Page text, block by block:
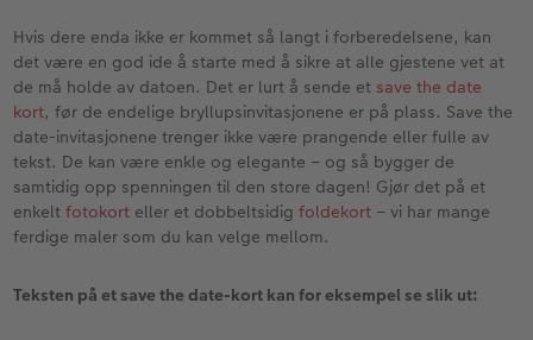
Hvis dere enda ikke er kommet så langt i forberedelsene, kan
det være en god ide å starte med å sikre at alle gjestene vet at
de må holde av datoen. Det er lurt å sende et save the date
kort, før de endelige bryllupsinvitasjonene er på plass. Save the
date-invitasjonene trenger ikke være prangende eller fulle av
tekst. De kan være enkle og elegante – og så bygger de
samtidig opp spenningen til den store dagen! Gjør det på et
enkeltfotokort eller et dobbeltsidigfoldekort – vi har mange
ferdige maler som du kan velge mellom.
Teksten på et save the date-kort kan for eksempel se slik ut: